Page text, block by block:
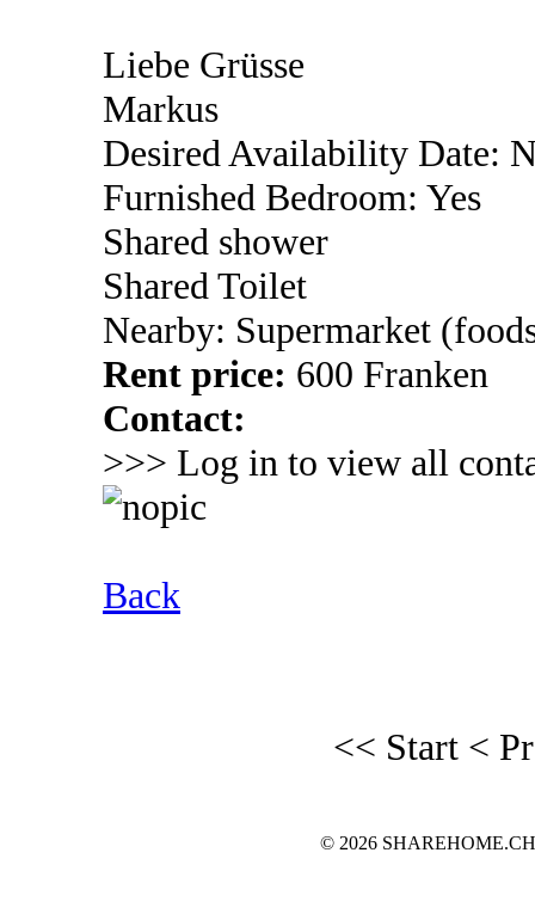
Liebe Grüsse
Markus
Desired Availability Date:
Furnished Bedroom: Yes
Shared shower
Shared Toilet
Nearby: Supermarket
Rent price: 600 Franken
Contact:
>>> Log in to view all
Back
<< Start <
© 2026